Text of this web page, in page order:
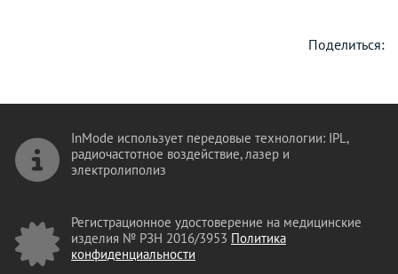
Поделиться:
InMode использует передовые технологии: IPL,
радиочастотное воздействие, лазер и
электролиполиз
Регистрационное удостоверение на медицинские
изделия № РЗН 2016/3953 Политика
конфиденциальности